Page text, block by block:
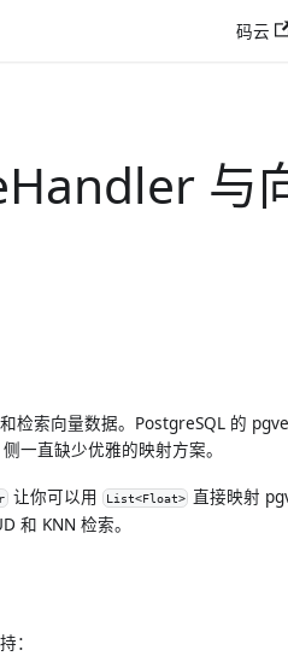
码云
与
检索向量数据。PostgreSQL 的
一直缺少优雅的映射方案。
让你可以用 List<Float> 直接映射
和 KNN 检索。
：